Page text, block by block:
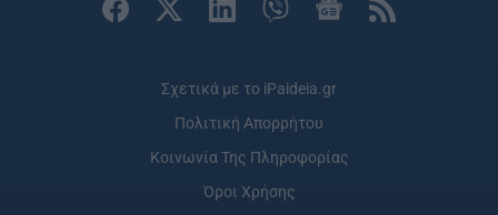
Σχετικά με το iPaideia.gr
Πολιτική Απορρήτου
Κοινωνία Της Πληροφορίας
Όροι Χρήσης